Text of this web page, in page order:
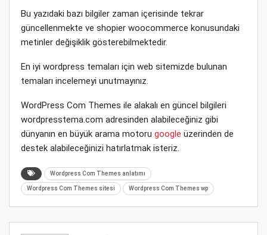
Bu yazıdaki bazı bilgiler zaman içerisinde tekrar
güncellenmekte ve shopier woocommerce konusundaki
metinler değişiklik gösterebilmektedir.
En iyi wordpress temaları için web sitemizde bulunan
temaları incelemeyi unutmayınız.
WordPress Com Themes ile alakalı en güncel bilgileri
wordpresstema.com adresinden alabileceğiniz gibi
dünyanın en büyük arama motoru google üzerinden de
destek alabileceğinizi hatırlatmak isteriz.
Wordpress Com Themes anlatımı
Wordpress Com Themes sitesi Wordpress Com Themes wp